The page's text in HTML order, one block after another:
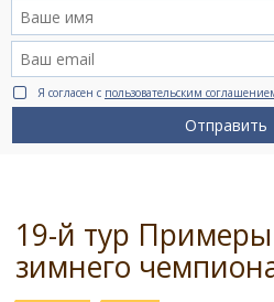
Видео Ruso.TV
BCN life
Сервис на немецком
Я согласен с пользовательским
Отправить
19-й тур
зимнего